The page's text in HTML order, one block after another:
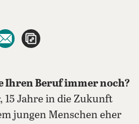
WhatsApp teilen
per E-Mail teilen
Ihren Beruf immer noch?
15 Jahre in die Zukunft
jungen Menschen eher